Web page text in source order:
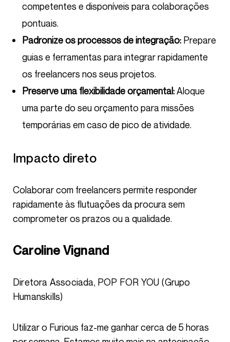
competentes e disponíveis para colaborações
pontuais.
Padronize os processos de integração: Prepare
guias e ferramentas para integrar rapidamente
os freelancers nos seus projetos.
Preserve uma flexibilidade orçamental:Aloque
uma parte do seu orçamento para missões
temporárias em caso de pico de atividade.
Impacto direto
Colaborar com freelancers permite responder
rapidamente às flutuações da procura sem
comprometer os prazos ou a qualidade.
Caroline Vignand
Diretora Associada, POP FOR YOU (Grupo
Humanskills)
Utilizar o Furious faz-me ganhar cerca de 5 horas